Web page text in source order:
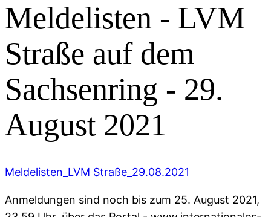
Meldelisten - LVM
Straße auf dem
Sachsenring - 29.
August 2021
Meldelisten_LVM Straße_29.08.2021
Anmeldungen sind noch bis zum 25. August 2021,